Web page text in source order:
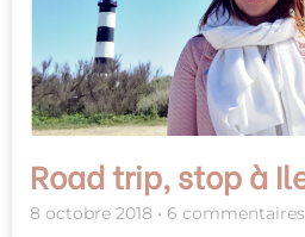
Road trip, stop à
8 octobre 2018 6 commentaires